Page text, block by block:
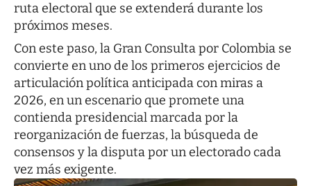
ruta electoral que se extenderá durante los
próximos meses.
Con este paso, la Gran Consulta por Colombia se
convierte en uno de los primeros ejercicios de
articulación política anticipada con miras a
2026, en un escenario que promete una
contienda presidencial marcada por la
reorganización de fuerzas, la búsqueda de
consensos y la disputa por un electorado cada
vez más exigente.